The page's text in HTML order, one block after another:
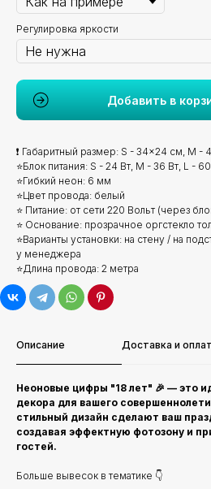
Регулировка яркости
Добавить в
❗ Габаритный размер: S - 34x24 см, M
⭐Блок питания: S - 24 Вт, M - 36 Вт, L -
⭐Гибкий неон: 6 мм
⭐Цвет провода: белый
⭐ Питание: от сети 220 Вольт (через
⭐ Основание: прозрачное оргстекло
⭐Варианты установки: на стену / на
у менеджера
⭐Длина провода: 2 метра
Описание Доставка и
Неоновые цифры "18 лет" 🎉 — это
декора для вашего
стильный дизайн сделают ваш
создавая эффектную фотозону и
гостей.
Больше вывесок в тематике 👇